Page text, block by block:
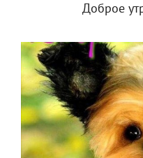
Доброе